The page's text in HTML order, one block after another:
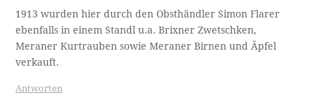
1913 wurden hier durch den Obsthändler Simon Flarer
ebenfalls in einem Standl u.a. Brixner Zwetschken,
Meraner Kurtrauben sowie Meraner Birnen und Äpfel
verkauft.
Antworten